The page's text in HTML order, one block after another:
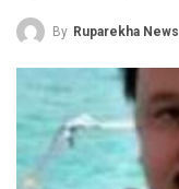
By Ruparekha News